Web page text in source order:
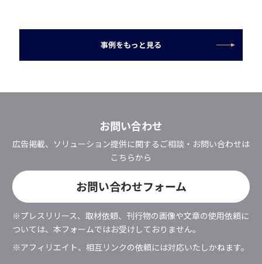
事例をもっと見る
お問い合わせ
広告掲載、ソリューション提供に関するご相談・お問い合わせは
こちらから
お問い合わせフォーム
※プレスリリース、取材依頼、刊行物の画像や文章の使用依頼に
ついては、 本フォームではお受けしておりません。
※アフィリエイト、相互リンクの依頼には対応いたしかねます。